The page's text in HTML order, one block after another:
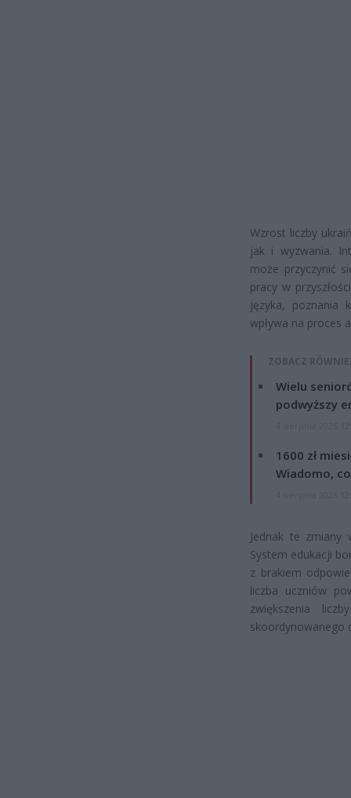
Wzrost liczby
jak i wyzwania.
może przyczynić
pracy w
języka, poznania
wpływa na proces
ZOBACZ
Wielu
podwyższy
1600 zł
Wiadomo,
Jednak te zmiany
System edukacji
z brakiem
liczba uczniów
zwiększenia
skoordynowanego